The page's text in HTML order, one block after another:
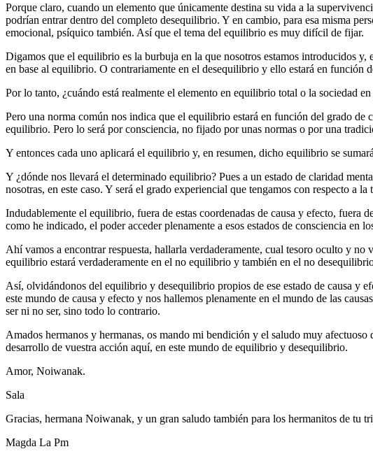
Porque claro, cuando un elemento que únicamente destina su vida a la
podrían entrar dentro del completo desequilibrio. Y en cambio, para esa misma
emocional, psíquico también. Así que el tema del equilibrio es muy difícil de fijar.
Digamos que el equilibrio es la burbuja en la que nosotros estamos introducidos
en base al equilibrio. O contrariamente en el desequilibrio y ello estará en función
Por lo tanto, ¿cuándo está realmente el elemento en equilibrio total o la sociedad
Pero una norma común nos indica que el equilibrio estará en función del grado
equilibrio. Pero lo será por consciencia, no fijado por unas normas o por una
Y entonces cada uno aplicará el equilibrio y, en resumen, dicho equilibrio se
Y ¿dónde nos llevará el determinado equilibrio? Pues a un estado de claridad
nosotras, en este caso. Y será el grado experiencial que tengamos con respecto a la
Indudablemente el equilibrio, fuera de estas coordenadas de causa y efecto,
como he indicado, el poder acceder plenamente a esos estados de consciencia en
Ahí vamos a encontrar respuesta, hallarla verdaderamente, cual tesoro oculto y
equilibrio estará verdaderamente en el no equilibrio y también en el no
Así, olvidándonos del equilibrio y desequilibrio propios de ese estado de causa y
este mundo de causa y efecto y nos hallemos plenamente en el mundo de las
ser ni no ser, sino todo lo contrario.
Amados hermanos y hermanas, os mando mi bendición y el saludo muy
desarrollo de vuestra acción aquí, en este mundo de equilibrio y desequilibrio.
Amor, Noiwanak.
Sala
Gracias, hermana Noiwanak, y un gran saludo también para los hermanitos de tu
Magda La Pm